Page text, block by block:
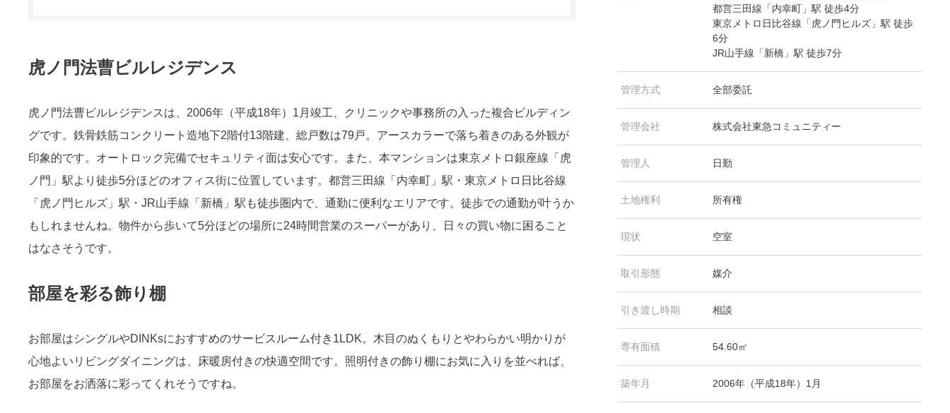
虎ノ門法曹ビルレジデンス
虎ノ門法曹ビルレジデンスは、2006年（平成18年）1月竣工、クリニックや事務所の入った複合ビルディン
グです。鉄骨鉄筋コンクリート造地下2階付13階建、総戸数は79戸。アースカラーで落ち着きのある外観が
印象的です。オートロック完備でセキュリティ面は安心です。また、本マンションは東京メトロ銀座線「虎
ノ門」駅より徒歩5分ほどのオフィス街に位置しています。都営三田線「内幸町」駅・東京メトロ日比谷線
「虎ノ門ヒルズ」駅・JR山手線「新橋」駅も徒歩圏内で、通勤に便利なエリアです。徒歩での通勤が叶うか
もしれませんね。物件から歩いて5分ほどの場所に24時間営業のスーパーがあり、日々の買い物に困ること
はなさそうです。
部屋を彩る飾り棚
お部屋はシングルやDINKsにおすすめのサービスルーム付き1LDK。木目のぬくもりとやわらかい明かりが
心地よいリビングダイニングは、床暖房付きの快適空間です。照明付きの飾り棚にお気に入りを並べれば、
お部屋をお洒落に彩ってくれそうですね。
都営三田線「内幸町」駅 徒歩4分
東京メトロ日比谷線「虎ノ門ヒルズ」駅 徒歩
6分
JR山手線「新橋」駅 徒歩7分
管理方式 全部委託
管理会社 株式会社東急コミュニティー
管理人 日勤
土地権利 所有権
現状 空室
取引形態 媒介
引き渡し時期 相談
専有面積 54.60㎡
築年月 2006年（平成18年）1月